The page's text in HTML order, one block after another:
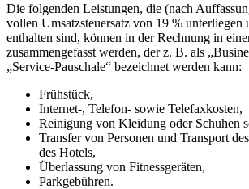
Die folgenden Leistungen, die (nach
vollen Umsatzsteuersatz von 19 % unterliegen
enthalten sind, können in der Rechnung in
zusammengefasst werden, der z. B. als
„Service-Pauschale“ bezeichnet werden kann:
Frühstück,
Internet-, Telefon- sowie Telefaxkosten,
Reinigung von Kleidung oder Schuhen
Transfer von Personen und Transport
des Hotels,
Überlassung von Fitnessgeräten,
Parkgebühren.